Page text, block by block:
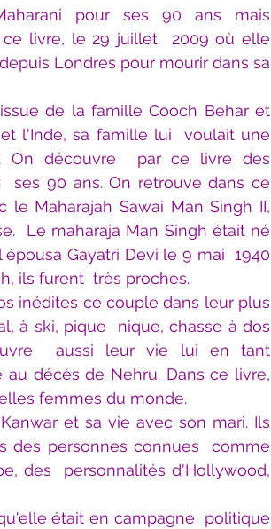
pour ses 90 ans mais
livre, le 29 juillet  2009 où elle
Londres pour mourir dans sa
de la famille Cooch Behar et
l'Inde, sa famille lui  voulait une
On découvre  par ce livre des
ses 90 ans. On retrouve dans ce
Maharajah Sawai Man Singh II,
Le maharaja Man Singh était né
Gayatri Devi le 9 mai  1940
ils furent  très proches.
inédites ce couple dans leur plus
à ski, pique  nique, chasse à dos
aussi leur vie lui en tant
décès de Nehru. Dans ce livre,
femmes du monde.
et sa vie avec son mari. Ils
des personnes connues  comme
des  personnalités d'Hollywood,
était en campagne  politique